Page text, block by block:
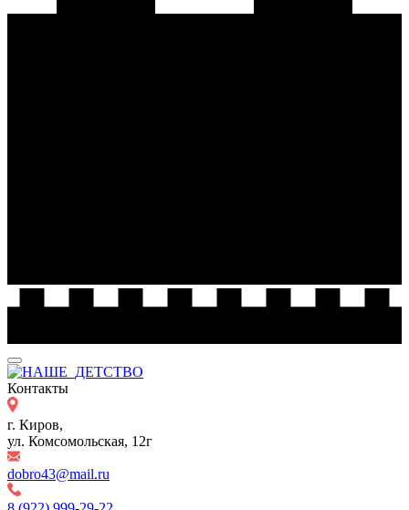
Контакты
г. Киров,
ул. Комсомольская, 12г
dobro43@mail.ru